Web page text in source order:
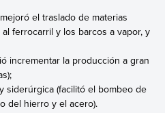
el traslado de materias
ferrocarril y los barcos a vapor, y
incrementar la producción a gran
siderúrgica (facilitó el bombeo de
del hierro y el acero).